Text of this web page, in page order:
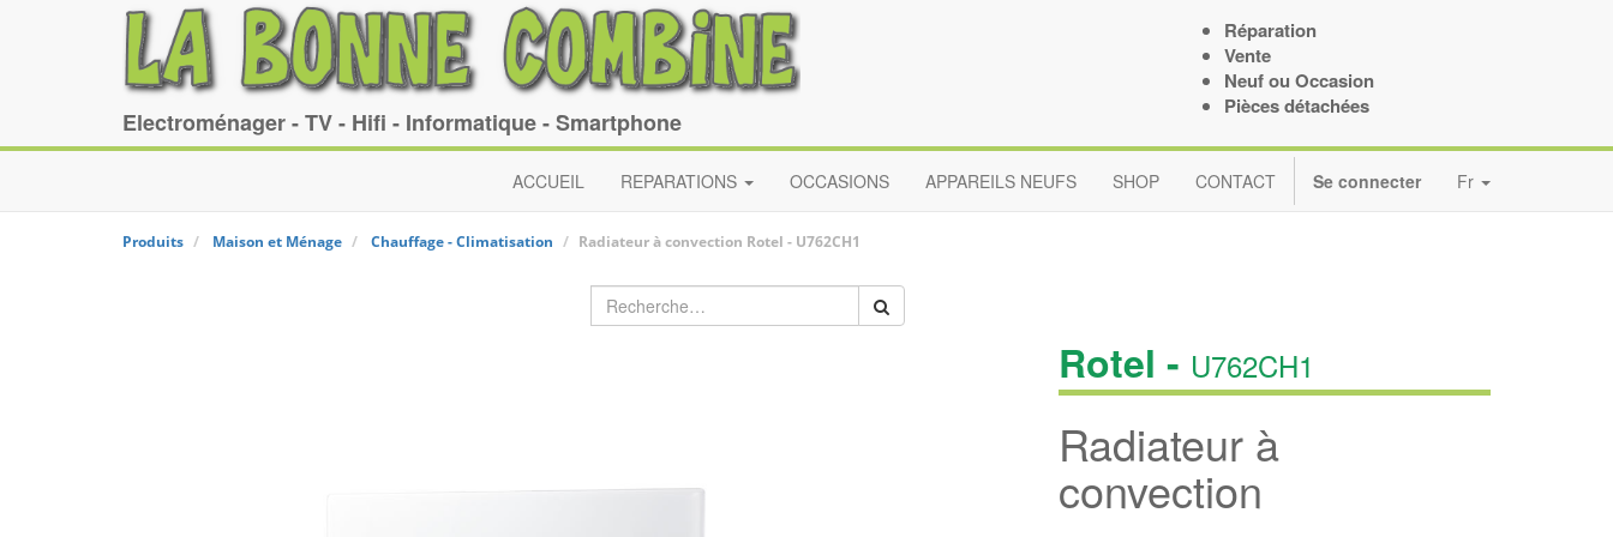
Electroménager - TV - Hifi - Informatique - Smartphone
Réparation
Vente
Neuf ou Occasion
Pièces détachées
ACCUEIL REPARATIONS OCCASIONS APPAREILS NEUFS SHOP CONTACT Se connecter Fr
Produits Maison et Ménage Chauffage - Climatisation Radiateur à convection Rotel - U762CH1
Rotel - U762CH1
Radiateur à
convection